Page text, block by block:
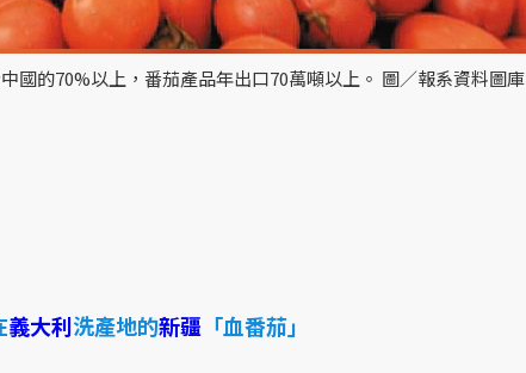
國的70%以上，番茄產品年出口70萬噸以上。 圖／報系資料圖庫
義大利洗產地的新疆 「血番茄」